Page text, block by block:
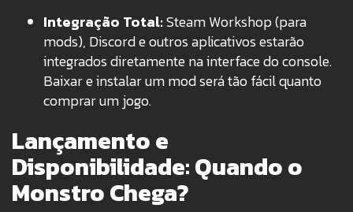
Integração Total:Steam Workshop (para
mods), Discord e outros aplicativos estarão
integrados diretamente na interface do console.
Baixar e instalar um mod será tão fácil quanto
comprar um jogo.
Lançamento e
Disponibilidade: Quando o
Monstro Chega?